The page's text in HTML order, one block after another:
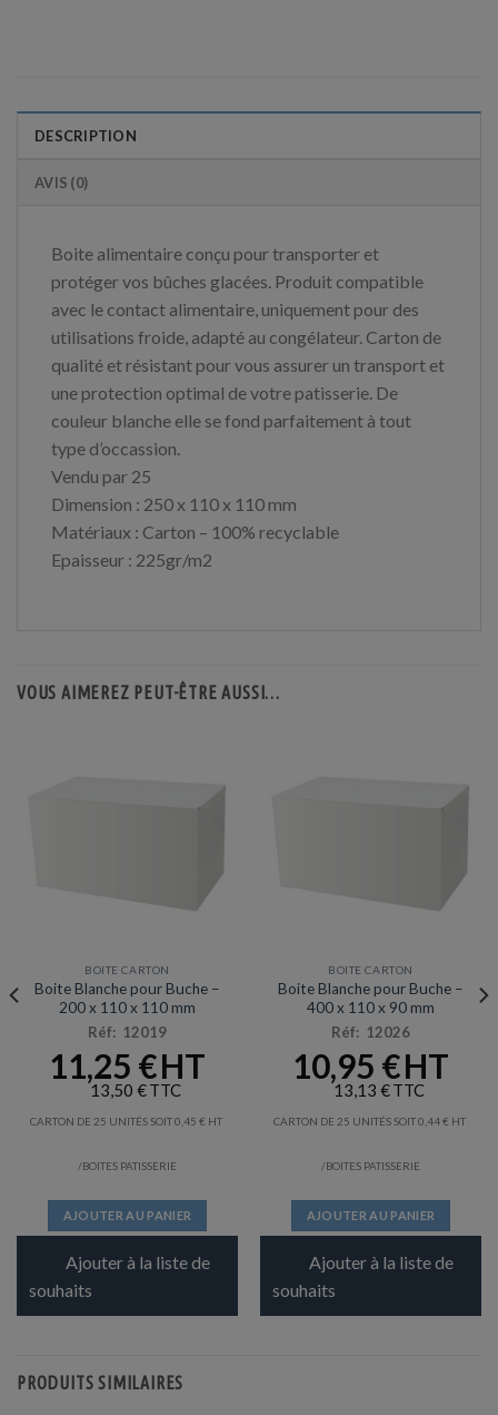
DESCRIPTION
AVIS (0)
Boite alimentaire conçu pour transporter et
protéger vos bûches glacées. Produit compatible
avec le contact alimentaire, uniquement pour des
utilisations froide, adapté au congélateur. Carton de
qualité et résistant pour vous assurer un transport et
une protection optimal de votre patisserie. De
couleur blanche elle se fond parfaitement à tout
type d’occassion.
Vendu par 25
Dimension : 250 x 110 x 110 mm
Matériaux : Carton – 100% recyclable
Epaisseur : 225gr/m2
VOUS AIMEREZ PEUT-ÊTRE AUSSI…
BOITE CARTON
Boite Blanche pour Buche –
200 x 110 x 110 mm
Réf: 12019
11,25 €
13,50 €
CARTON DE 25 UNITÉS SOIT0,45 €
/BOITES PATISSERIE
AJOUTER AU PANIER
Ajouter à la liste de
souhaits
BOITE CARTON
Boite Blanche pour Buche –
400 x 110 x 90 mm
Réf: 12026
10,95 €
13,13 €
CARTON DE 25 UNITÉS SOIT0,44€
/BOITES PATISSERIE
AJOUTER AU PANIER
Ajouter à la liste de
souhaits
PRODUITS SIMILAIRES